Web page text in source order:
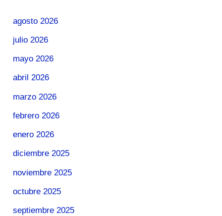
agosto 2026
julio 2026
mayo 2026
abril 2026
marzo 2026
febrero 2026
enero 2026
diciembre 2025
noviembre 2025
octubre 2025
septiembre 2025